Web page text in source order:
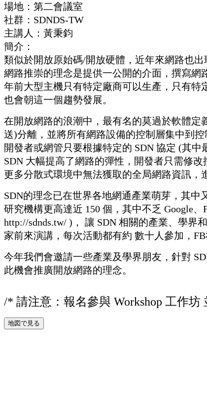
場地：第二會議室
社群：SDNDS-TW
主講人：黃秉鈞
簡介：
類似於開放原始碼/開放硬體，近年來網路也
網路推崇的理念是提供一公開的介面，撰寫
年前大型主機只有特定廠商可以生產，只有特
也會朝這一個趨勢發展。
在開放網路的浪潮中，最有名的莫過於軟體定
送)分離，並將所有網路設備的控制層集中到
開發者或網管只要根據特定的 SDN 協定 (其中
SDN 大幅提高了網路的彈性，開發者只需修
更多分散式環境中無法獲取的全局網路資訊，
SDN的理念已在世界各地網通產業萌芽，其中
研究機構更高達近 150 個，其中不乏 Google
http://sdnds.tw/ )， 讓 SDN 相關的產業、學
家前來演講，每次活動都有約 數十人參加，FB
今年我們會邀請一些產業及學界朋友，針對
此機會推廣開放網路的理念。
/* 請注意：報名參與 Workshop 工作坊
地図で見る